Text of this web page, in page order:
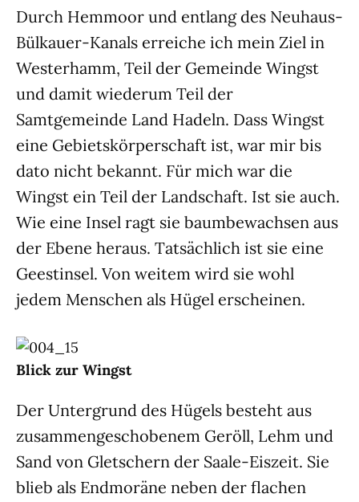
Durch Hemmoor und entlang des Neuhaus-
Bülkauer-Kanals erreiche ich mein Ziel in
Westerhamm, Teil der Gemeinde Wingst
und damit wiederum Teil der
Samtgemeinde Land Hadeln. Dass Wingst
eine Gebietskörperschaft ist, war mir bis
dato nicht bekannt. Für mich war die
Wingst ein Teil der Landschaft. Ist sie auch.
Wie eine Insel ragt sie baumbewachsen aus
der Ebene heraus. Tatsächlich ist sie eine
Geestinsel. Von weitem wird sie wohl
jedem Menschen als Hügel erscheinen.
Blick zur Wingst
Der Untergrund des Hügels besteht aus
zusammengeschobenem Geröll, Lehm und
Sand von Gletschern der Saale-Eiszeit. Sie
blieb als Endmoräne neben der flachen